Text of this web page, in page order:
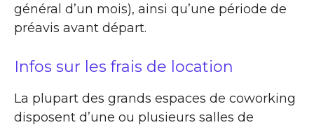
général d’un mois), ainsi qu’une période de
préavis avant départ.
Infos sur les frais de location
La plupart des grands espaces de coworking
disposent d’une ou plusieurs salles de